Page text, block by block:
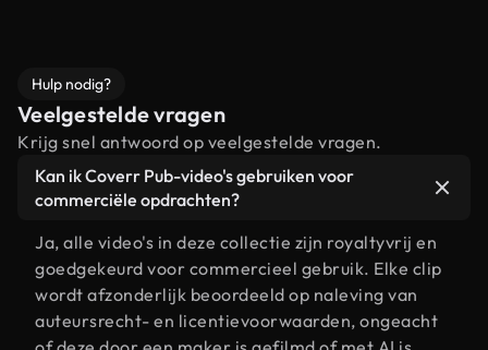
Hulp nodig?
Veelgestelde vragen
Krijg snel antwoord op veelgestelde vragen.
Kan ik Coverr Pub-video's gebruiken voor
commerciële opdrachten?
Ja, alle video's in deze collectie zijn royaltyvrij en
goedgekeurd voor commercieel gebruik. Elke clip
wordt afzonderlijk beoordeeld op naleving van
auteursrecht- en licentievoorwaarden, ongeacht